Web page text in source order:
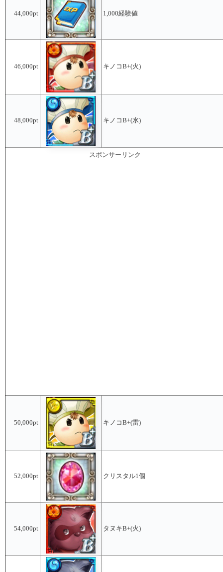
44,000pt 1,000経験値
46,000pt キノコB+(火)
48,000pt キノコB+(水)
スポンサーリンク
50,000pt キノコB+(雷)
52,000pt クリスタル1個
54,000pt タヌキB+(火)